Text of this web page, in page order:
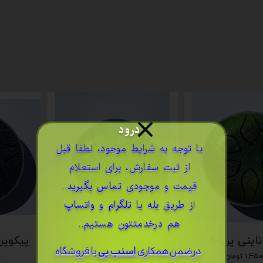
۱,۴۵۰,۰۰۰ تومان
تومان
درود
​با توجه به شرایط موجود، لطفا قبل
از ثبت سفارش، برای استعلام
قیمت و موجودیتماس بگیرید..
از طریق بله یا تلگرام وواتساپ
هم درخدمتتون هستیم..
درضمن ​همکاریاسنپ پیبا فروشگاه